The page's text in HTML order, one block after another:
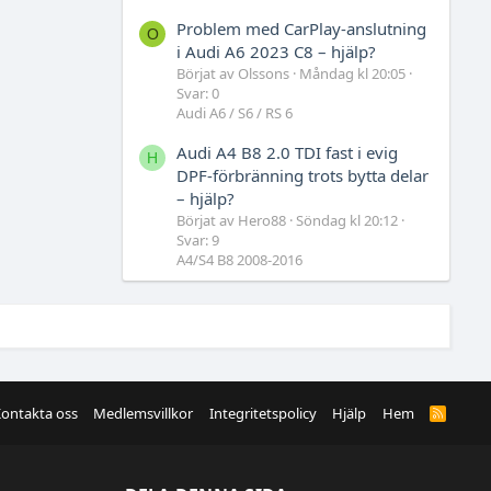
O
Problem med CarPlay-anslutning
i Audi A6 2023 C8 – hjälp?
Börjat av Olssons Måndag kl 20:05
Svar: 0
Audi A6 / S6 / RS 6
H
Audi A4 B8 2.0 TDI fast i evig
DPF-förbränning trots bytta delar
– hjälp?
Börjat av Hero88 Söndag kl 20:12
Svar: 9
A4/S4 B8 2008-2016
oss Medlemsvillkor Integritetspolicy Hjälp Hem
R